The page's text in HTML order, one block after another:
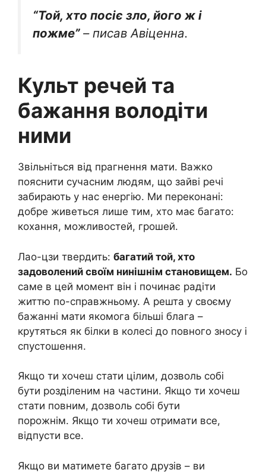
“Той, хто посіє зло, його ж і
пожме” – писав Авіценна.
Культ речей та
бажання володіти
ними
Звільніться від прагнення мати. Важко
пояснити сучасним людям, що зайві речі
забирають у нас енергію. Ми переконані:
добре живеться лише тим, хто має багато:
кохання, можливостей, грошей.
Лао-цзи твердить: багатий той, хто
задоволений своїм нинішнім становищем. Бо
саме в цей момент він і починає радіти
життю по-справжньому. А решта у своєму
бажанні мати якомога більші блага –
крутяться як білки в колесі до повного зносу і
спустошення.
Якщо ти хочеш стати цілим, дозволь собі
бути розділеним на частини. Якщо ти хочеш
стати повним, дозволь собі бути
порожнім. Якщо ти хочеш отримати все,
відпусти все.
Якщо ви матимете багато друзів – ви